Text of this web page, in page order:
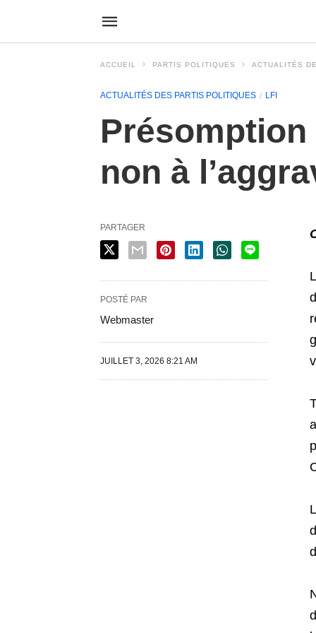
ACCUEIL PARTIS POLITIQUES ACTUALITÉS
ACTUALITÉS DES PARTIS POLITIQUES LFI
non à
PARTAGER
POSTÉ PAR
Webmaster
JUILLET 3, 2026 8:21 AM